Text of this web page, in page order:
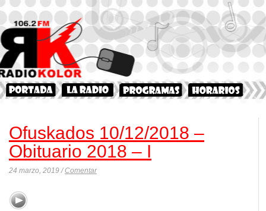
Ofuskados 10/12/2018 –
Obituario 2018 – I
24 marzo, 2019 /Comentar